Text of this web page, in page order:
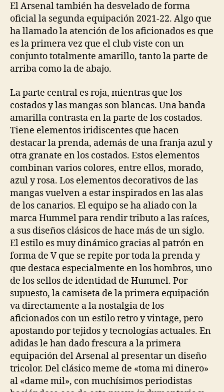
El Arsenal también ha desvelado de forma
oficial la segunda equipación 2021-22. Algo que
ha llamado la atención de los aficionados es que
es la primera vez que el club viste con un
conjunto totalmente amarillo, tanto la parte de
arriba como la de abajo.
La parte central es roja, mientras que los
costados y las mangas son blancas. Una banda
amarilla contrasta en la parte de los costados.
Tiene elementos iridiscentes que hacen
destacar la prenda, además de una franja azul y
otra granate en los costados. Estos elementos
combinan varios colores, entre ellos, morado,
azul y rosa. Los elementos decorativos de las
mangas vuelven a estar inspirados en las alas
de los canarios. El equipo se ha aliado con la
marca Hummel para rendir tributo a las raíces,
a sus diseños clásicos de hace más de un siglo.
El estilo es muy dinámico gracias al patrón en
forma de V que se repite por toda la prenda y
que destaca especialmente en los hombros, uno
de los sellos de identidad de Hummel. Por
supuesto, la camiseta de la primera equipación
va directamente a la nostalgia de los
aficionados con un estilo retro y vintage, pero
apostando por tejidos y tecnologías actuales. En
adidas le han dado frescura a la primera
equipación del Arsenal al presentar un diseño
tricolor. Del clásico meme de «toma mi dinero»
al «dame mil», con muchísimos periodistas